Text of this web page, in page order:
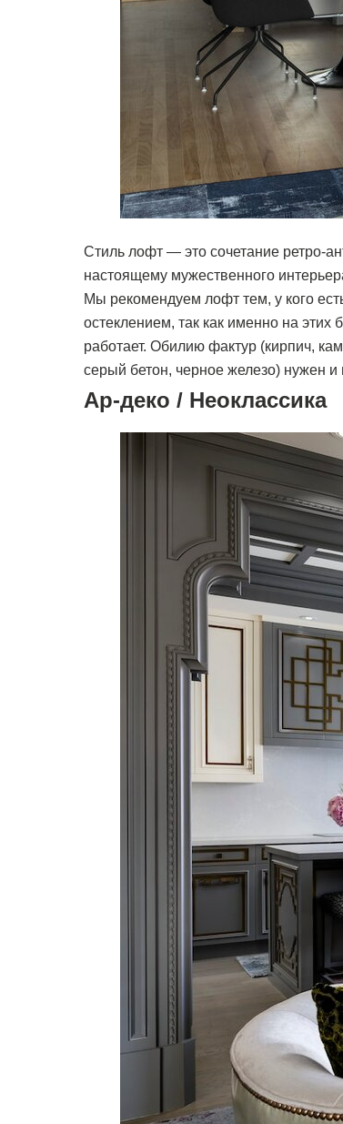
Стиль лофт — это сочетание ретро-
настоящему мужественного
Мы рекомендуем лофт тем, у кого
остеклением, так как именно на этих
работает. Обилию фактур (кирпич,
серый бетон, черное железо) нужен
Ар-деко / Неоклассика